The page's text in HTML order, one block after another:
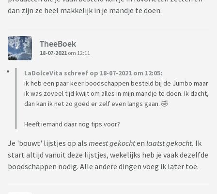
dan zijn ze heel makkelijk in je mandje te doen.
TheeBoek
18-07-2021 om 12:11
LaDolceVita schreef op 18-07-2021 om 12:05:
ik heb een paar keer boodschappen besteld bij de Jumbo maar
ik was zoveel tijd kwijt om alles in mijn mandje te doen. Ik dacht,
dan kan ik net zo goed er zelf even langs gaan. 🤣
Heeft iemand daar nog tips voor?
Je 'bouwt' lijstjes op als meest gekochten laatst gekocht. Ik
start altijd vanuit deze lijstjes, wekelijks heb je vaak dezelfde
boodschappen nodig. Alle andere dingen voeg ik later toe.